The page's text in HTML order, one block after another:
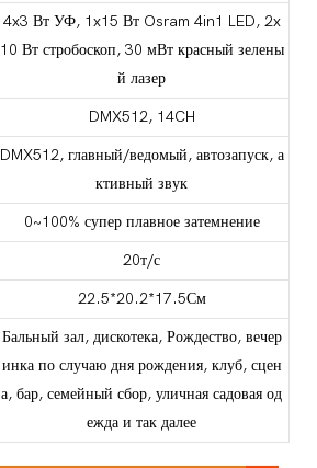
4x3 Вт УФ, 1x15 Вт Osram 4in1 LED, 2x
10 Вт стробоскоп, 30 мВт красный зелены
й лазер
DMX512, 14CH
DMX512, главный/ведомый, автозапуск, а
ктивный звук
0~100% супер плавное затемнение
20т/с
22.5*20.2*17.5См
Бальный зал, дискотека, Рождество, вечер
инка по случаю дня рождения, клуб, сцен
а, бар, семейный сбор, уличная садовая од
ежда и так далее